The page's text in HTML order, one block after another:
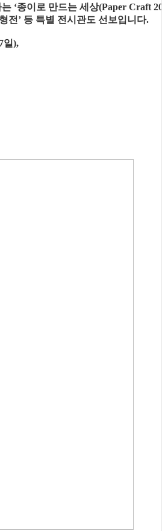
‘종이로 만드는 세상(Paper Craft 20
전’ 등 특별 전시관도 선보입니다.
일),